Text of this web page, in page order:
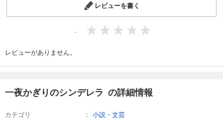
レビューを書く
-
レビューがありません。
一夜かぎりのシンデレラ の詳細情報
カテゴリ
小説・文芸